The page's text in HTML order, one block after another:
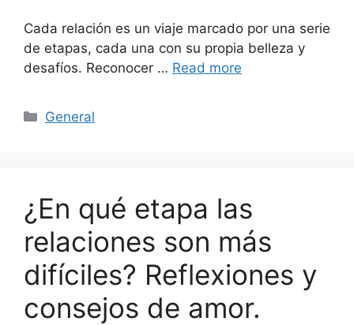
Cada relación es un viaje marcado por una serie
de etapas, cada una con su propia belleza y
desafíos. Reconocer … Read more
Categories
General
¿En qué etapa las
relaciones son más
difíciles? Reflexiones y
consejos de amor.